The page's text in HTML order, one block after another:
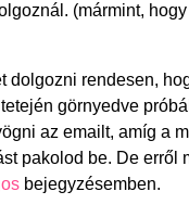
(mármint,
dolgozni rendesen,
görnyedve
az emailt, amíg a
pakolod be. De erről
bejegyzésemben.